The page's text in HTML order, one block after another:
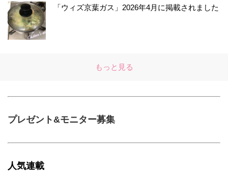
「ウィズ京葉ガス」2026年4月に掲載されました
もっと見る
プレゼント&モニター募集
人気連載